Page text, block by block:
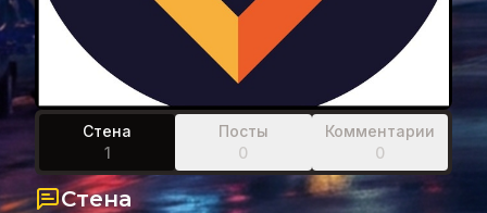
Стена
1
Посты
0
Комментарии
0
Стена